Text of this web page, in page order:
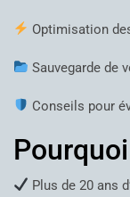
Optimisation
Sauvegarde de
Conseils pour
Plus de 20 ans